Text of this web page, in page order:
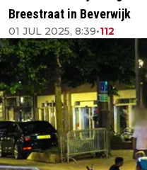
Breestraat in Beverwijk
01 JUL 2025, 8:39•112